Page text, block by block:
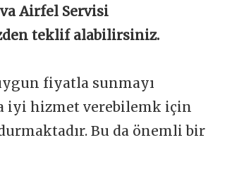
Airfel Servisi
teklif alabilirsiniz.
fiyatla sunmayı
iyi hizmet verebilemk için
Bu da önemli bir